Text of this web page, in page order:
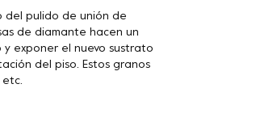
del pulido de unión de
de diamante hacen un
exponer el nuevo sustrato
del piso. Estos granos
etc.